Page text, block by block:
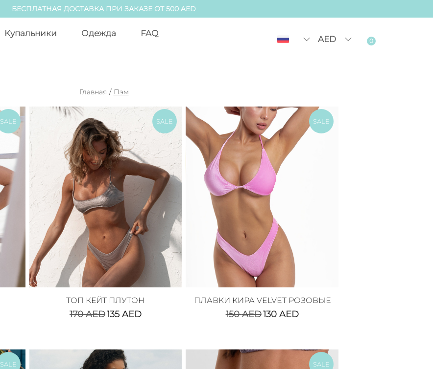
БЕСПЛАТНАЯ ДОСТАВКА ПРИ ЗАКАЗЕ ОТ 500 AED
Купальники Одежда
FAQ
AED 0
Главная / Пэм
SALE SALE
ТОП КЕЙТ ПЛУТОН
170AED135 AED
SALE
ПЛАВКИ КИРА VELVET РОЗОВЫЕ
150AED130 AED
SALE SALE